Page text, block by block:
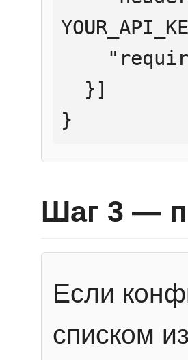
}
Шаг 3 —
Если
списком